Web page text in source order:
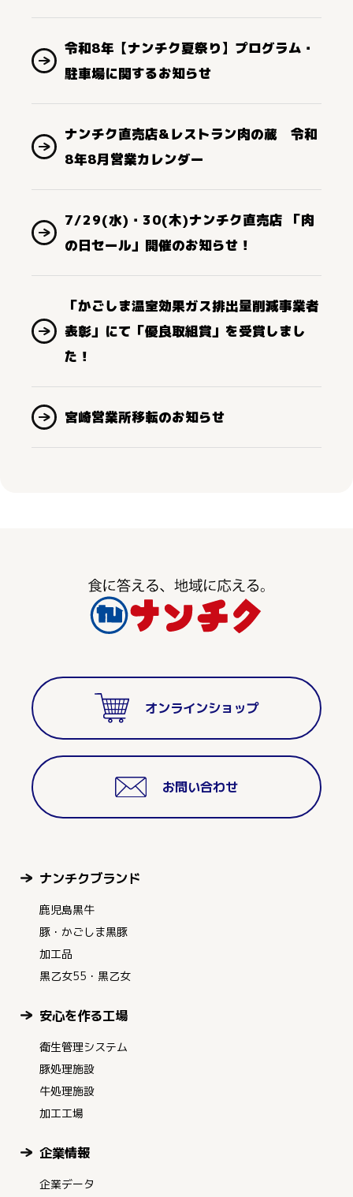
令和8年【ナンチク夏祭り】プログラム・
駐車場に関するお知らせ
ナンチク直売店&レストラン肉の蔵 令和
8年8月営業カレンダー
7/29(水)・30(木)ナンチク直売店 「肉
の日セール」開催のお知らせ！
「かごしま温室効果ガス排出量削減事業者
表彰」にて「優良取組賞」を受賞しまし
た！
宮崎営業所移転のお知らせ
オンラインショップ
お問い合わせ
ナンチクブランド
鹿児島黒牛
豚・かごしま黒豚
加工品
黒乙女55・黒乙女
安心を作る工場
衛生管理システム
豚処理施設
牛処理施設
加工工場
企業情報
企業データ